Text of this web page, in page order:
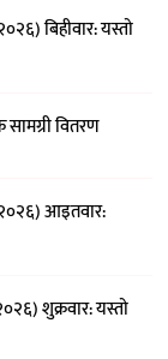
बिहीवार: यस्तो
वितरण
आइतवार:
शुक्रवार: यस्तो